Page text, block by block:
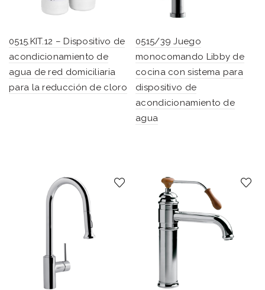
0515.KIT.12 – Dispositivo de
acondicionamiento de
agua de red domiciliaria
para la reducción de cloro
0515/39 Juego
monocomando Libby de
cocina con sistema para
dispositivo de
acondicionamiento de
agua